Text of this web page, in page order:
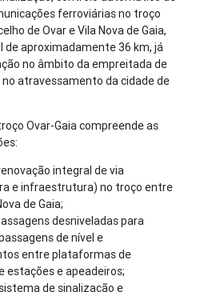
ferroviárias no troço
de Ovar e Vila Nova de Gaia,
aproximadamente 36 km, já
no âmbito da empreitada de
atravessamento da cidade de
Ovar-Gaia compreende as
integral de via
e infraestrutura) no troço entre
de Gaia;
desniveladas para
de nível e
entre plataformas de
estações e apeadeiros;
de sinalização e